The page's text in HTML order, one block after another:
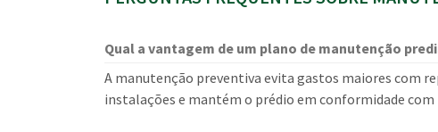
Qual a vantagem de um plano de manutenção
A manutenção preventiva evita gastos maiores com
instalações e mantém o prédio em conformidade com